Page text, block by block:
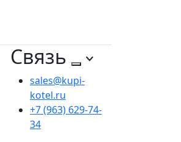
Связь
sales@kupi-
kotel.ru
+7 (963) 629-74-
34